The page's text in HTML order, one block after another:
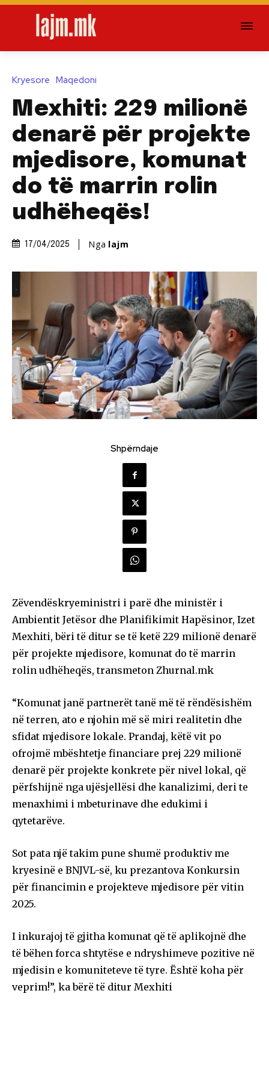
Kryesore Maqedoni
Mexhiti: 229 milionë
denarë për projekte
mjedisore, komunat
do të marrin rolin
udhëheqës!
17/04/2025 Nga lajm
Shpërndaje
Zëvendëskryeministri i parë dhe ministër i
Ambientit Jetësor dhe Planifikimit Hapësinor, Izet
Mexhiti, bëri të ditur se të ketë 229 milionë denarë
për projekte mjedisore, komunat do të marrin
rolin udhëheqës, transmeton Zhurnal.mk
“Komunat janë partnerët tanë më të rëndësishëm
në terren, ato e njohin më së miri realitetin dhe
sfidat mjedisore lokale. Prandaj, këtë vit po
ofrojmë mbështetje financiare prej 229 milionë
denarë për projekte konkrete për nivel lokal, që
përfshijnë nga ujësjellësi dhe kanalizimi, deri te
menaxhimi i mbeturinave dhe edukimi i
qytetarëve.
Sot pata një takim pune shumë produktiv me
kryesinë e BNJVL-së, ku prezantova Konkursin
për financimin e projekteve mjedisore për vitin
2025.
I inkurajoj të gjitha komunat që të aplikojnë dhe
të bëhen forca shtytëse e ndryshimeve pozitive në
mjedisin e komuniteteve të tyre. Është koha për
veprim!”, ka bërë të ditur Mexhiti